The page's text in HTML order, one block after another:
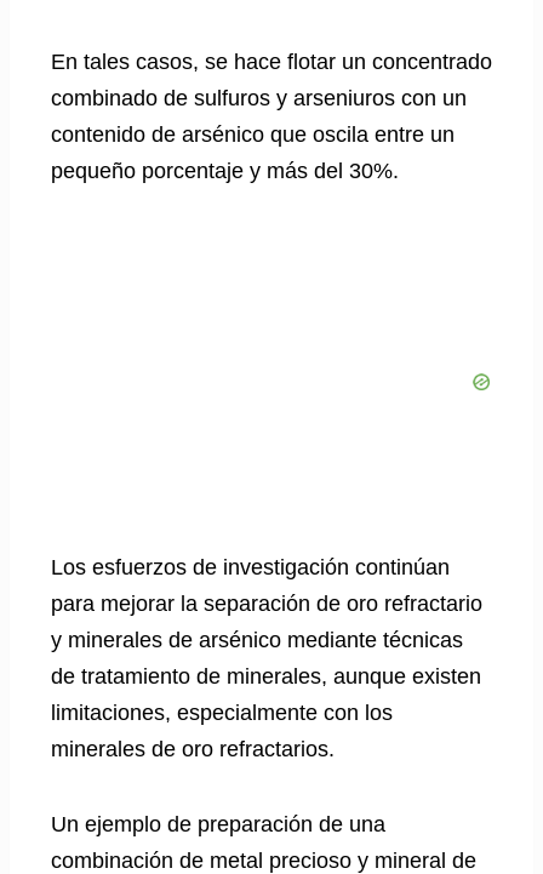
En tales casos, se hace flotar un concentrado
combinado de sulfuros y arseniuros con un
contenido de arsénico que oscila entre un
pequeño porcentaje y más del 30%.
Los esfuerzos de investigación continúan
para mejorar la separación de oro refractario
y minerales de arsénico mediante técnicas
de tratamiento de minerales, aunque existen
limitaciones, especialmente con los
minerales de oro refractarios.
Un ejemplo de preparación de una
combinación de metal precioso y mineral de